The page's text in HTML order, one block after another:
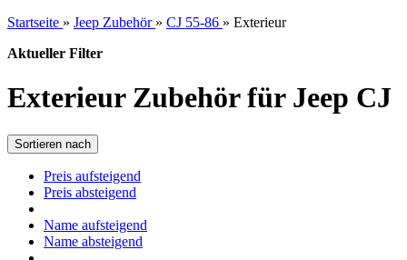
Startseite » Jeep Zubehör » CJ 55-86 » Exterieur
Aktueller Filter
Exterieur Zubehör für Jeep CJ
Sortieren nach
Preis aufsteigend
Preis absteigend
Name aufsteigend
Name absteigend